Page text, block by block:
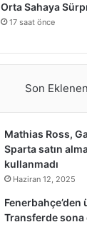
Orta Sahaya
17 saat önce
Son Eklenen
Mathias Ross,
Sparta satın
kullanmadı
Haziran 12, 2025
Fenerbahçe’den
Transferde sona